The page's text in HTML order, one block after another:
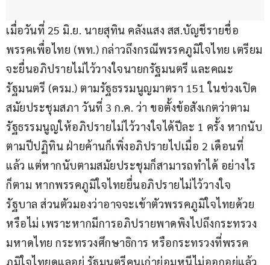
เมื่อวันที่ 25 มิ.ย. นายสุทิน คลังแสง สส.บัญชีรายชื่อ
พรรคเพื่อไทย (พท.) กล่าวถึงกรณีพรรคภูมิใจไทย เตรียม
จะยื่นอภิปรายไม่ไว้วางใจนายกรัฐมนตรี และคณะ
รัฐมนตรี (ครม.) ตามรัฐธรรมนูญมาตรา 151 ในช่วงเปิด
สมัยประชุมสภา วันที่ 3 ก.ค. ว่า ขอตั้งข้อสังเกตว่าตาม
รัฐธรรมนูญให้อภิปรายไม่ไว้วางใจได้ปีละ 1 ครั้ง หากนับ
ตามปีปฏิทิน ฝ่ายค้านก็เพิ่งอภิปรายไปเมื่อ 2 เดือนที่
แล้ว แต่หากนับตามสมัยประชุมก็สามารถทำได้ อย่างไร
ก็ตาม หากพรรคภูมิใจไทยยื่นอภิปรายไม่ไว้วางใจ
รัฐบาล ส่วนตัวมองว่าอาจจะเข้าตัวพรรคภูมิใจไทยด้วย
หรือไม่ เพราะหากมีการอภิปรายพาดพิงไปถึงกระทรวง
มหาดไทย กระทรวงศึกษาธิการ หรือกระทรวงที่พรรค
ภูมิใจไทยดูแลอยู่ รัฐมนตรีคนเก่าย่อมหนีไม่ออกอยู่แล้ว